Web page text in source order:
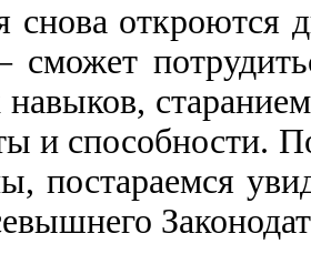
снова откроются
сможет
навыков,
и способности.
постараемся